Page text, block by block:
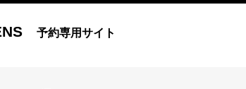
予約専用サイト